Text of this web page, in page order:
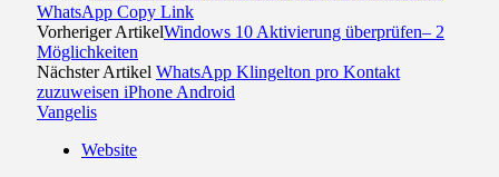
WhatsApp Copy Link
Vorheriger ArtikelWindows 10 Aktivierung überprüfen– 2
Möglichkeiten
Nächster Artikel WhatsApp Klingelton pro Kontakt
zuzuweisen iPhone Android
Vangelis
Website